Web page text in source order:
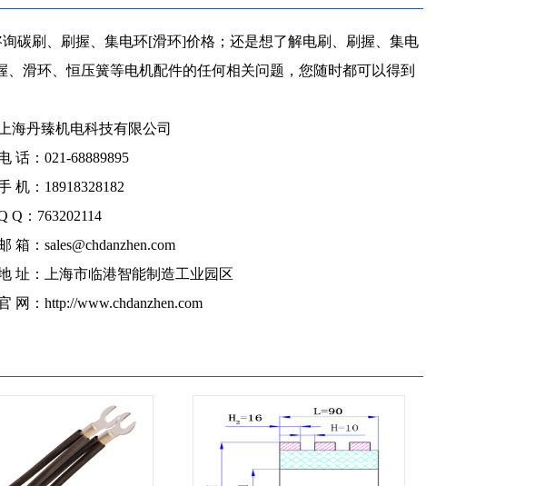
碳刷、刷握、集电环[滑环]价格；还是想了解电刷、刷握、集电
滑环、恒压簧等电机配件的任何相关问题，您随时都可以得到
上海丹臻机电科技有限公司
话：021-68889895
机：18918328182
Q：763202114
箱：sales@chdanzhen.com
址：上海市临港智能制造工业园区
网：http://www.chdanzhen.com